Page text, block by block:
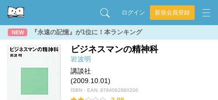
ログイン 新規会員登録
NEW 『永遠の記憶』が1位に！本ランキング
ビジネスマンの精神科
岩波明
講談社
(2009.10.01)
ISBN・EAN: 9784062880206